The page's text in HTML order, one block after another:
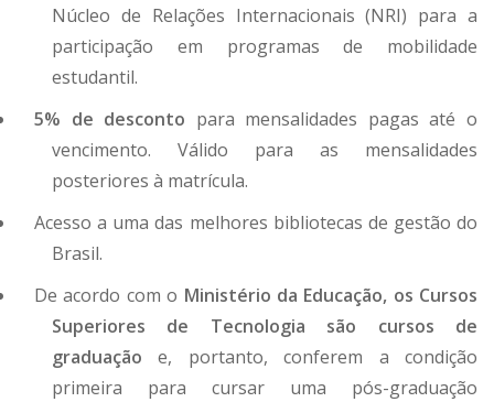
Núcleo de Relações Internacionais (NRI) para a
participação em programas de mobilidade
estudantil.
5% de desconto para mensalidades pagas até o
vencimento. Válido para as mensalidades
posteriores à matrícula.
Acesso a uma das melhores bibliotecas de gestão do
Brasil.
De acordo com o Ministério da Educação, os Cursos
Superiores de Tecnologia são cursos de
graduação e, portanto, conferem a condição
primeira para cursar uma pós-graduação